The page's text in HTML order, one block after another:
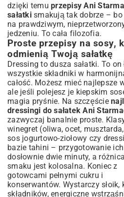
dzięki temu przepisy Ani
sałatkismakują tak dobrze – bo
na prawdziwym,
jedzeniu. To cała filozofia.
Proste przepisy na sosy,
odmienią Twoją sałatkę
Dressing to dusza sałatki. To on
wszystkie składniki w
całość. Możesz mieć najlepsze
ale jeśli polejesz je kiepskim
magia pryśnie. Na szczęście
dressingi do sałatek Ani
zazwyczaj banalnie proste.
winegret (oliwa, ocet,
sos jogurtowo-ziołowy czy
bazie tahini – przygotowanie
dosłownie dwie minuty, a
smaku jest kolosalna. Koniec z
gotowcami pełnymi cukru i
konserwantów. Wystarczy słoik,
składników, energiczne